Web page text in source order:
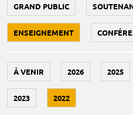
GRAND PUBLIC
ENSEIGNEMENT
À VENIR 2026 2025
2023 2022